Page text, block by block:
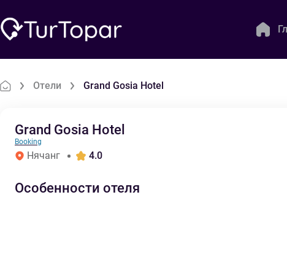
Отели Grand Gosia Hotel
Grand Gosia Hotel
Booking
Нячанг 4.0
Особенности отеля